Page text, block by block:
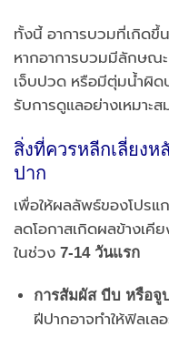
ทั้งนี้ อาการบวมที่เกิดขึ้
หากอาการบวมมีลักษณ
เจ็บปวด หรือมีตุ่มน้ำผิ
รับการดูแลอย่างเหมาะส
สิ่งที่ควรหลีกเลี่ยง
ปาก
เพื่อให้ผลลัพธ์ของโปร
ลดโอกาสเกิดผลข้างเ
ในช่วง 7-14 วันแรก
การสัมผัส บีบ หรือจู
ฝีปากอาจทำให้ฟิลเล